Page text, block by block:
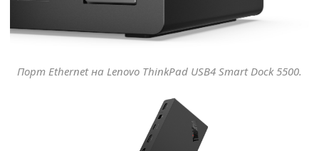
Порт Ethernet на Lenovo ThinkPad USB4 Smart Dock 5500.